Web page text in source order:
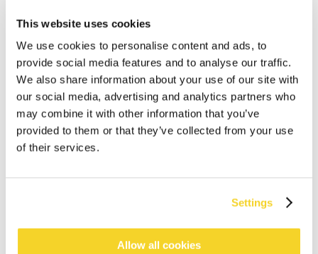
This website uses cookies
We use cookies to personalise content and ads, to
provide social media features and to analyse our traffic.
We also share information about your use of our site with
our social media, advertising and analytics partners who
may combine it with other information that you’ve
provided to them or that they’ve collected from your use
of their services.
Settings
Allow all cookies
IN WINKELWAGEN
Bestellingen die op werkdagen vóór 12:00 uur
worden geplaatst, worden dezelfde dag verzonden